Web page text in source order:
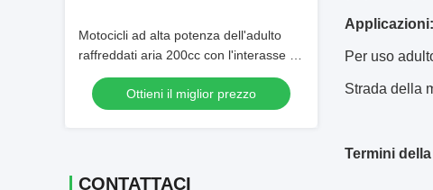
Motocicli ad alta potenza dell'adulto
raffreddati aria 200cc con l'interasse di
1430mm
Ottieni il miglior prezzo
CONTATTACI
Applicazioni:
Per uso
Strada della
Termini